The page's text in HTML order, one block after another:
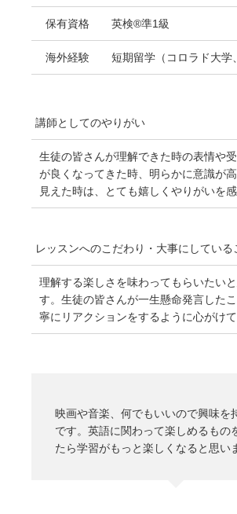
保有資格 英検®準1級
海外経験 短期留学（コロラド大学
講師としてのやりがい
生徒の皆さんが理解できた時の表情や
が良くなってきた時、明らかに意識が
見えた時は、とても嬉しくやりがいを感
レッスンへのこだわり・ 大事にしている
理解する楽しさを味わってもらいたい
す。生徒の皆さんが一生懸命発言した
寧にリアクションをするように心がけて
映画や音楽、何でもいいので興味を
です。英語に関わって楽しめるもの
たら学習がもっと楽しくなると思い